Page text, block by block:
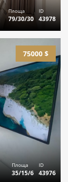
Площа
79/30/30
ID
43978
75000 $
Площа
35/15/6
ID
43976